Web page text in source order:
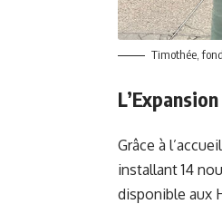
Timothée,
Grâce à
installant 14
disponible aux